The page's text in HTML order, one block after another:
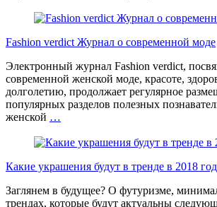
Fashion verdict Журнал о современной моде
Электронный журнал Fashion verdict,
современной женской моде, красоте,
долголетию, продолжает регулярное
популярных разделов полезных
женской …
Какие украшения будут в тренде в 2018
Заглянем в будущее? О футуризме,
трендах, которые будут актуальны